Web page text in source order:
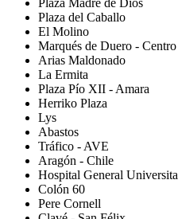
Plaza del Caballo
El Molino
Marqués de Duero - Centro
Arias Maldonado
La Ermita
Plaza Pío XII - Amara
Herriko Plaza
Lys
Abastos
Tráfico - AVE
Aragón - Chile
Hospital General
Colón 60
Pere Cornell